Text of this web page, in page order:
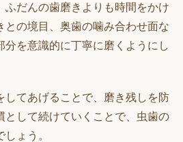
ふだんの歯磨きよりも時間をかけ
との境目、奥歯の噛み合わせ面な
分を意識的に丁寧に磨くようにし
してあげることで、磨き残しを防
として続けていくことで、虫歯の
ょう。